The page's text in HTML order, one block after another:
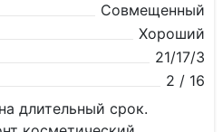
Совмещенный
Хороший
21/17/3
2 / 16
длительный срок.